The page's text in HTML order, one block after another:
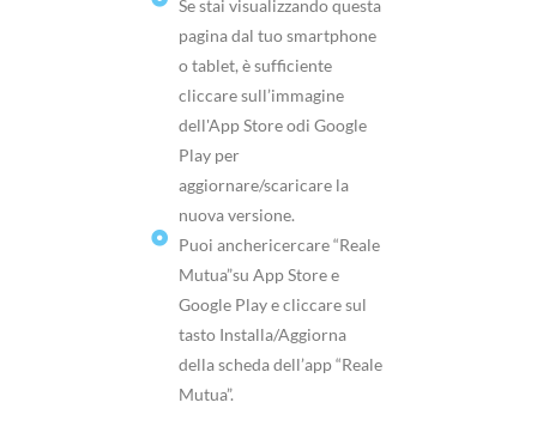
Se stai visualizzando questa
pagina dal tuo smartphone
o tablet, è sufficiente
cliccare sull’immagine
dell'App Store odi Google
Play per
aggiornare/scaricare la
nuova versione.
Puoi anchericercare “Reale
Mutua”su App Store e
Google Play e cliccare sul
tasto Installa/Aggiorna
della scheda dell’app “Reale
Mutua”.